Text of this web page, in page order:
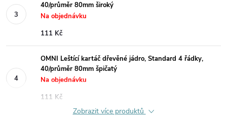
40/průměr 80mm široký
Na objednávku
111 Kč
OMNI Leštící kartáč dřevěné jádro, Standard 4 řádky,
40/průměr 80mm špičatý
Na objednávku
111 Kč
Zobrazit více produktů